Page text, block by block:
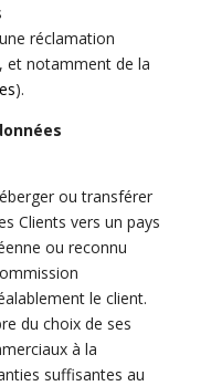
réclamation
et notamment de la
).
ou transférer
Clients vers un pays
ou reconnu
le client.
du choix de ses
à la
suffisantes au